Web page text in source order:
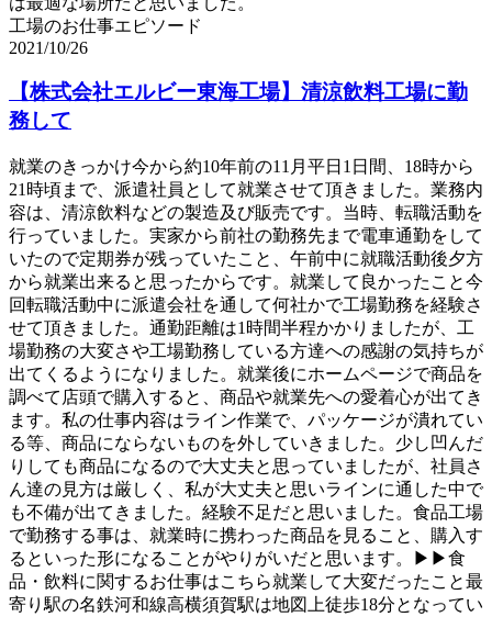
工場のお仕事エピソード
2021/10/26
【株式会社エルビー東海工場】清涼飲料工場に勤
務して
就業のきっかけ今から約10年前の11月平日1日間、18時から
21時頃まで、派遣社員として就業させて頂きました。業務内
容は、清涼飲料などの製造及び販売です。当時、転職活動を
行っていました。実家から前社の勤務先まで電車通勤をして
いたので定期券が残っていたこと、午前中に就職活動後夕方
から就業出来ると思ったからです。就業して良かったこと今
回転職活動中に派遣会社を通して何社かで工場勤務を経験さ
せて頂きました。通勤距離は1時間半程かかりましたが、工
場勤務の大変さや工場勤務している方達への感謝の気持ちが
出てくるようになりました。就業後にホームページで商品を
調べて店頭で購入すると、商品や就業先への愛着心が出てき
ます。私の仕事内容はライン作業で、パッケージが潰れてい
る等、商品にならないものを外していきました。少し凹んだ
りしても商品になるので大丈夫と思っていましたが、社員さ
ん達の見方は厳しく、私が大丈夫と思いラインに通した中で
も不備が出てきました。経験不足だと思いました。食品工場
で勤務する事は、就業時に携わった商品を見ること、購入す
るといった形になることがやりがいだと思います。▶▶食
品・飲料に関するお仕事はこちら就業して大変だったこと最
寄り駅の名鉄河和線高横須賀駅は地図上徒歩18分となってい